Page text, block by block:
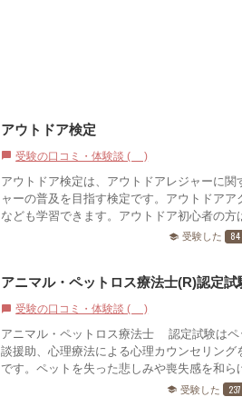
アウトドア検定
chat_bubble 受験の口コミ・体験談 (1)
アウトドア検定は、アウトドアレジャーに
ャーの普及を目指す検定です。アウトドア
なども学習できます。アウトドア初心者の方
school 受験した 84
アニマル・ペットロス療法士(R)認定試
chat_bubble 受験の口コミ・体験談 (0)
アニマル・ペットロス療法士®認定試験は
談援助、心理療法による心理カウンセリン
です。ペットを失った悲しみや喪失感を和
school 受験した 237